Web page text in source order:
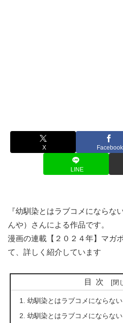
X Facebook
LINE
『幼馴染とはラブコメにならな
んや）さんによる作品です。
漫画の連載【２０２４年】マガ
て、詳しく紹介しています
目次
幼馴染とはラブコメにならな
幼馴染とはラブコメにならな